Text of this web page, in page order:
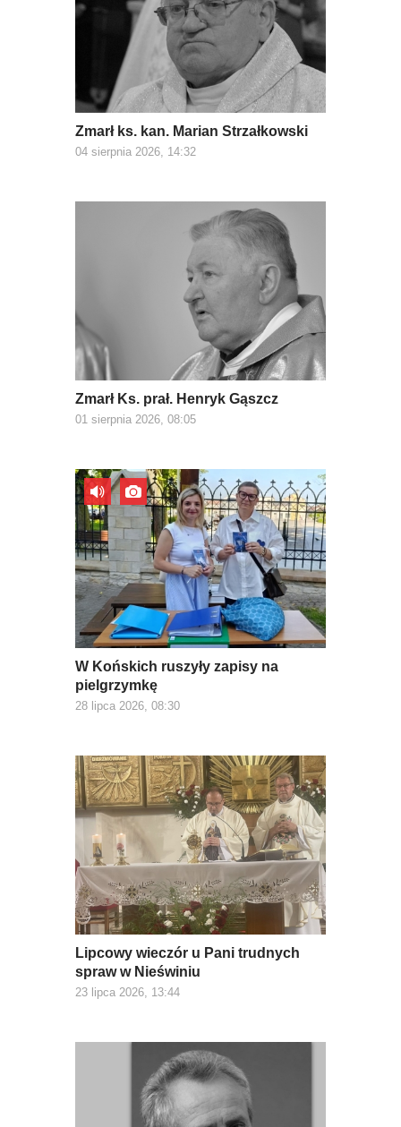
Zmarł ks. kan. Marian Strzałkowski
04 sierpnia 2026, 14:32
Zmarł Ks. prał. Henryk Gąszcz
01 sierpnia 2026, 08:05
W Końskich ruszyły zapisy na
pielgrzymkę
28 lipca 2026, 08:30
Lipcowy wieczór u Pani trudnych
spraw w Nieświniu
23 lipca 2026, 13:44